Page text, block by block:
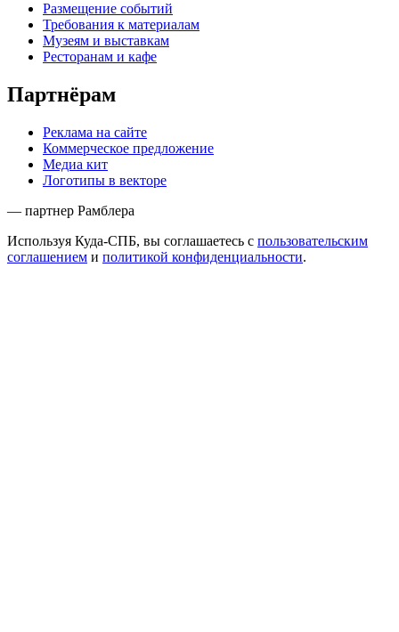
Размещение событий
Требования к материалам
Музеям и выставкам
Ресторанам и кафе
Партнёрам
Реклама на сайте
Коммерческое предложение
Медиа кит
Логотипы в векторе
— партнер Рамблера
Используя Куда-СПБ, вы соглашаетесь с пользовательским
соглашением и политикой конфиденциальности.